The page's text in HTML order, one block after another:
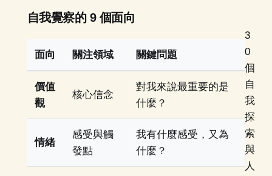
自我覺察的 9 個面向
面向 關注領域 關鍵問題
價值
觀
核心信念
對我來說最重要的是
什麼？
情緒
感受與觸
發點
我有什麼感受，又為
什麼？
3
0
個
自
我
探
索
與
人